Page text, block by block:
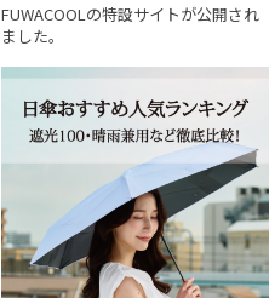
FUWACOOLの特設サイトが公開され
ました。